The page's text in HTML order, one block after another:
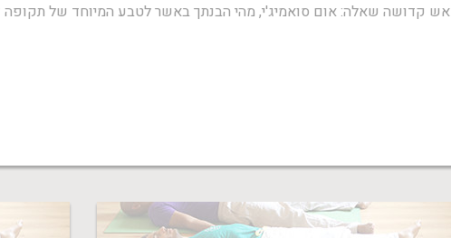
אש קדושה שאלה: אום סואמיג'י, מהי הבנתך באשר לטבע המיוחד של תקופה